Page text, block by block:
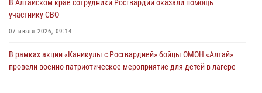
В Алтайском крае сотрудники Росгвардии оказали помощь
участнику СВО
07 июля 2026, 09:14
В рамках акции «Каникулы с Росгвардией» бойцы ОМОН «Алтай»
провели военно-патриотическое мероприятие для детей в лагере